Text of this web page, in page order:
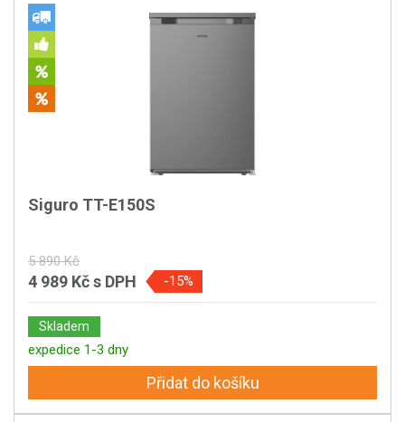
Siguro TT-E150S
5 890 Kč
4 989 Kčs DPH -15%
Skladem
expedice 1-3 dny
Přidat do košíku